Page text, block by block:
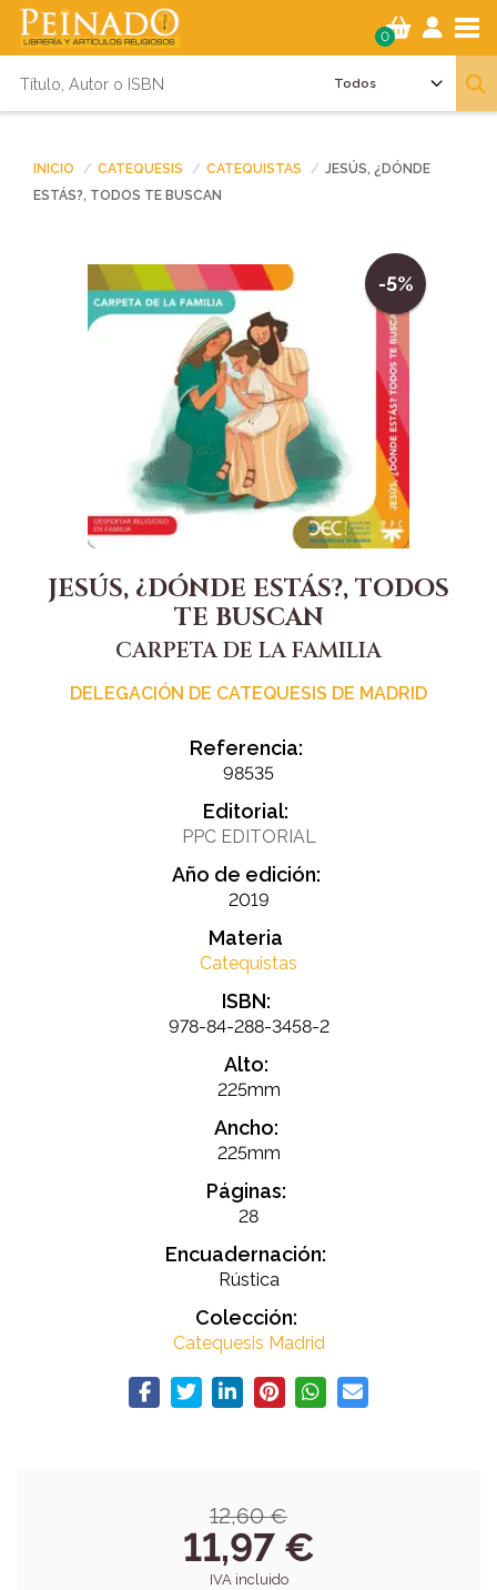
0
INICIO CATEQUESIS CATEQUISTAS
JESÚS, ¿DÓNDE
ESTÁS?, TODOS TE BUSCAN
-5%
JESÚS, ¿DÓNDE ESTÁS?, TODOS
TE BUSCAN
CARPETA DE LA FAMILIA
DELEGACIÓN DE CATEQUESIS DE MADRID
Referencia:
98535
Editorial:
PPC EDITORIAL
Año de edición:
2019
Materia
Catequistas
ISBN:
978-84-288-3458-2
Alto:
225mm
Ancho:
225mm
Páginas:
28
Encuadernación:
Rústica
Colección:
Catequesis Madrid
12,60 €
11,97 €
IVA incluido